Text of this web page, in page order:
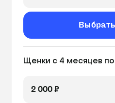
Щенки с 4 месяцев
2 000 ₽